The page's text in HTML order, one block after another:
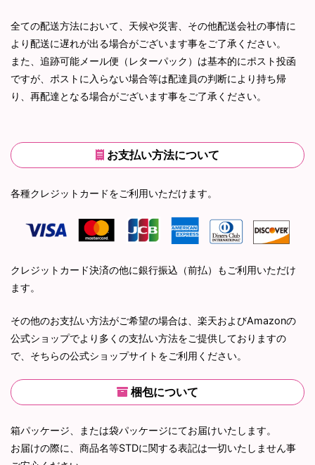
全ての配送方法において、天候や災害、その他配送会社の事情に
より配送に遅れが出る場合がございます事をご了承ください。
また、追跡可能メール便（レターパック）は基本的にポスト投函
ですが、ポストに入らない場合等は配達員の判断により持ち帰
り、再配達となる場合がございます事をご了承ください。
お支払い方法について
各種クレジットカードをご利用いただけます。
クレジットカード決済の他に銀行振込（前払）もご利用いただけ
ます。
その他のお支払い方法がご希望の場合は、楽天およびAmazonの
公式ショップでより多くの支払い方法をご提供しておりますの
で、そちらの公式ショップサイトをご利用ください。
梱包について
箱パッケージ、または袋パッケージにてお届けいたします。
お届けの際に、商品名等STDに関する表記は一切いたしません事